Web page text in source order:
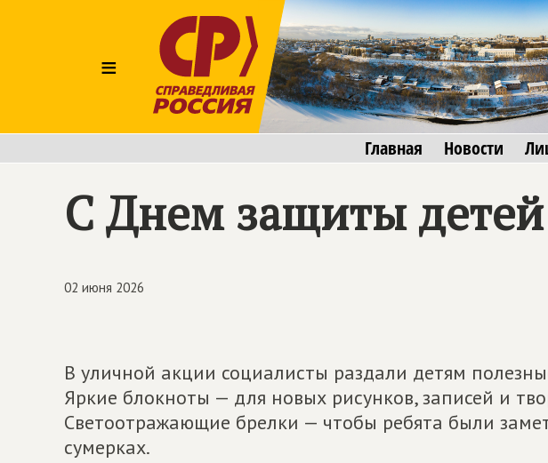
≡
Главная Новости
С Днем защиты
02 июня 2026
В уличной акции социалисты раздали детям
Яркие блокноты — для новых рисунков, записей и
Светоотражающие брелки — чтобы ребята были
сумерках.